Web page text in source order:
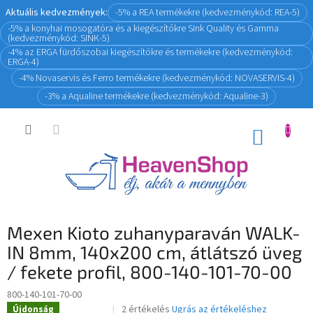
Ugrás
fő
tartalomhoz
Aktuális kedvezmények: -5% a REA termékekre (kedvezménykód: REA-5)
-5% a konyhai mosogatóra és a kiegészítőkre Sink Quality és Gamma
(kedvezménykód: SINK-5)
-4% az ERGA fürdőszobai kiegészítőkre és termékekre (kedvezménykód:
ERGA-4)
-4% Novaservis és Ferro termékekre (kedvezménykód: NOVASERVIS-4)
-3% a Aqualine termékekre (kedvezménykód: Aqualine-3)
KOSÁR
Mexen Kioto zuhanyparaván WALK-
IN 8mm, 140x200 cm, átlátszó üveg
/ fekete profil, 800-140-101-70-00
800-140-101-70-00
Újdonság
A
2 értékelés Ugrás az értékeléshez